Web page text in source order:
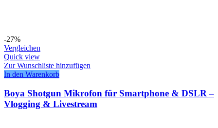
-27%
Vergleichen
Quick view
Zur Wunschliste hinzufügen
In den Warenkorb
Boya Shotgun Mikrofon für Smartphone & DSLR –
Vlogging & Livestream